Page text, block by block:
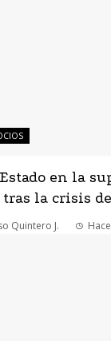
en la
la crisis
Quintero J.